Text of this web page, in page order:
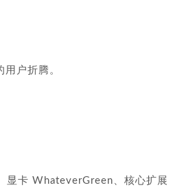
户折腾。
显卡 WhateverGreen、核心扩展